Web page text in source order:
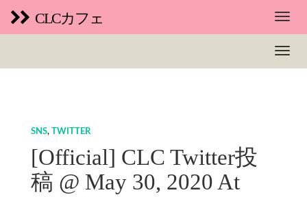
CLCカフェ
SNS, TWITTER
[Official] CLC Twitter投
稿 @ May 30, 2020 At